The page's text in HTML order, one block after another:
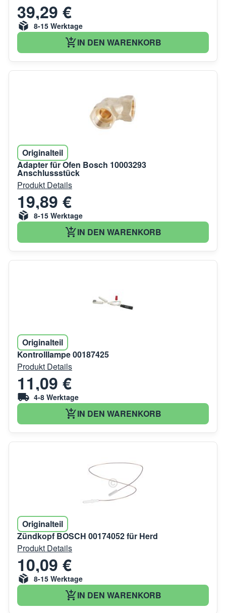
39,29 €
8-15 Werktage
IN DEN WARENKORB
Originalteil
Adapter für Ofen Bosch 10003293
Anschlussstück
Produkt Details
19,89 €
8-15 Werktage
IN DEN WARENKORB
Originalteil
Kontrolllampe 00187425
Produkt Details
11,09 €
4-8 Werktage
IN DEN WARENKORB
Originalteil
Zündkopf BOSCH 00174052 für Herd
Produkt Details
10,09 €
8-15 Werktage
IN DEN WARENKORB